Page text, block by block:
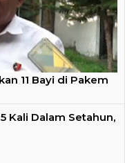
11 Bayi di Pakem
Kali Dalam Setahun,